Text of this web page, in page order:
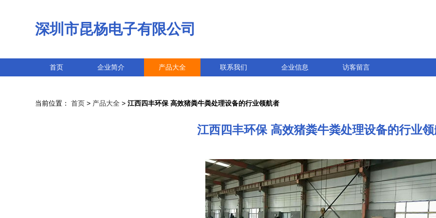
深圳市昆杨电子有限公司
首页 企业简介 产品大全 联系我们 企业信息 访客留言
当前位置： 首页 > 产品大全 > 江西四丰环保 高效猪粪牛粪处理设备的行业领航者
江西四丰环保 高效猪粪牛粪处理设备的行业